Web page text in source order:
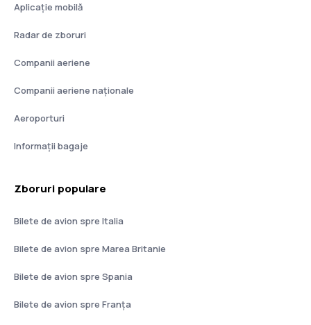
Aplicație mobilă
Radar de zboruri
Companii aeriene
Companii aeriene naţionale
Aeroporturi
Informații bagaje
Zboruri populare
Bilete de avion spre Italia
Bilete de avion spre Marea Britanie
Bilete de avion spre Spania
Bilete de avion spre Franţa